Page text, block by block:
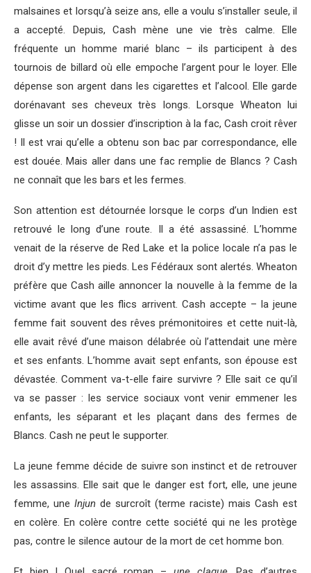
malsaines et lorsqu’à seize ans, elle a voulu s’installer seule, il
a accepté. Depuis, Cash mène une vie très calme. Elle
fréquente un homme marié blanc – ils participent à des
tournois de billard où elle empoche l’argent pour le loyer. Elle
dépense son argent dans les cigarettes et l’alcool. Elle garde
dorénavant ses cheveux très longs. Lorsque Wheaton lui
glisse un soir un dossier d’inscription à la fac, Cash croit rêver
! Il est vrai qu’elle a obtenu son bac par correspondance, elle
est douée. Mais aller dans une fac remplie de Blancs ? Cash
ne connaît que les bars et les fermes.
Son attention est détournée lorsque le corps d’un Indien est
retrouvé le long d’une route. Il a été assassiné. L’homme
venait de la réserve de Red Lake et la police locale n’a pas le
droit d’y mettre les pieds. Les Fédéraux sont alertés. Wheaton
préfère que Cash aille annoncer la nouvelle à la femme de la
victime avant que les flics arrivent. Cash accepte – la jeune
femme fait souvent des rêves prémonitoires et cette nuit-là,
elle avait rêvé d’une maison délabrée où l’attendait une mère
et ses enfants. L’homme avait sept enfants, son épouse est
dévastée. Comment va-t-elle faire survivre ? Elle sait ce qu’il
va se passer : les service sociaux vont venir emmener les
enfants, les séparant et les plaçant dans des fermes de
Blancs. Cash ne peut le supporter.
La jeune femme décide de suivre son instinct et de retrouver
les assassins. Elle sait que le danger est fort, elle, une jeune
femme, une Injun de surcroît (terme raciste) mais Cash est
en colère. En colère contre cette société qui ne les protège
pas, contre le silence autour de la mort de cet homme bon.